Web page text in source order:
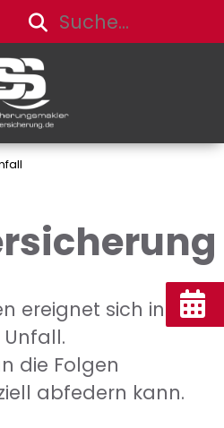
ereignet sich in
die Folgen
abfedern kann.